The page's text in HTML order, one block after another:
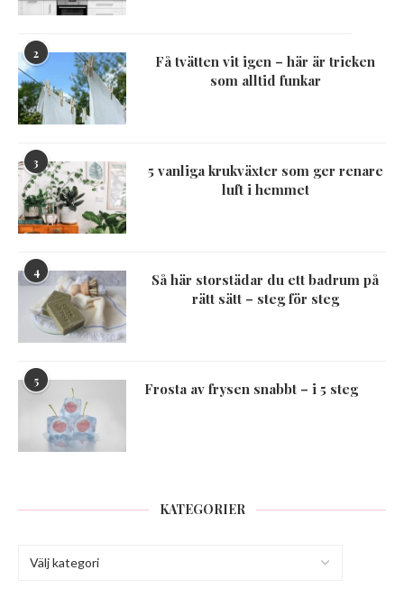
2
Få tvätten vit igen – här är tricken
som alltid funkar
3
5 vanliga krukväxter som ger renare
luft i hemmet
4
Så här storstädar du ett badrum på
rätt sätt – steg för steg
5 Frosta av frysen snabbt – i 5 steg
KATEGORIER